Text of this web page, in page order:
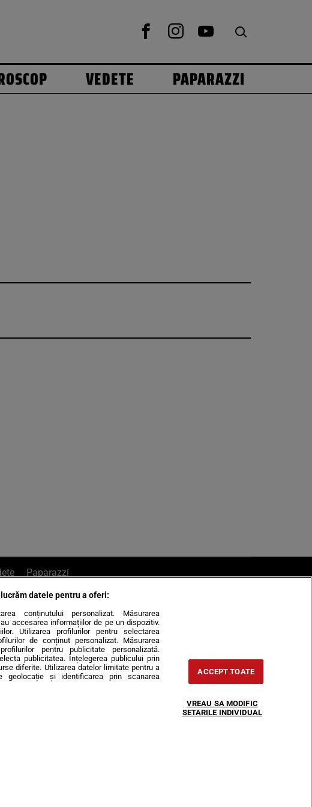
VEDETE PAPARAZZI
Paparazzi
trimite mail la pont@cancan.ro
Horoscop
datele pentru a oferi:
conținutului personalizat. Măsurarea
accesarea informațiilor de pe un dispozitiv.
Utilizarea profilurilor pentru selectarea
de conținut personalizat. Măsurarea
pentru publicitate personalizată.
publicitatea. Înțelegerea publicului prin
diferite. Utilizarea datelor limitate pentru a
geolocație și identificarea prin scanarea
ACCEPT TOATE
VREAU SA MODIFIC
SETARILE INDIVIDUAL